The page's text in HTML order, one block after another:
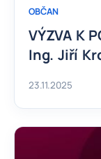
OBČAN
VÝZVA K
Ing. Jiří
23.11.2025